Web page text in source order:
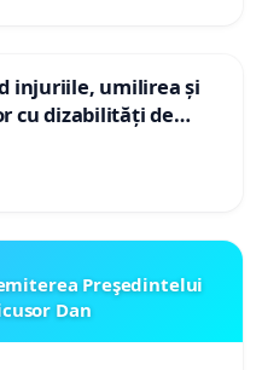
injuriile, umilirea și
cu dizabilități de
Preşedintelui
Dan